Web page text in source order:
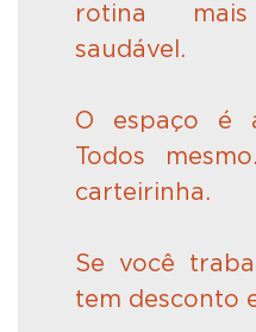
rotina
saudável.
O espaço é
Todos
carteirinha.
Se você
tem desconto